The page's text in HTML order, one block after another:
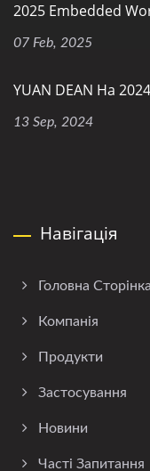
2025 Embedded
07 Feb, 2025
YUAN DEAN На
13 Sep, 2024
Навігація
Головна Сторінка
Компанія
Продукти
Застосування
Новини
Часті Запитання